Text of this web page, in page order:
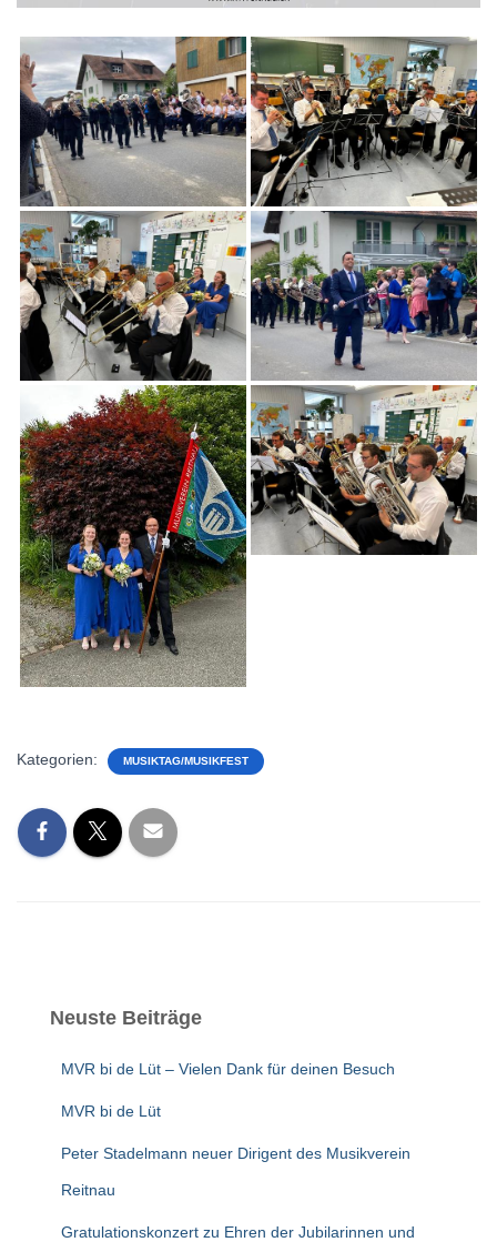
Kategorien: MUSIKTAG/MUSIKFEST
Neuste Beiträge
MVR bi de Lüt – Vielen Dank für deinen Besuch
MVR bi de Lüt
Peter Stadelmann neuer Dirigent des Musikverein
Reitnau
Gratulationskonzert zu Ehren der Jubilarinnen und